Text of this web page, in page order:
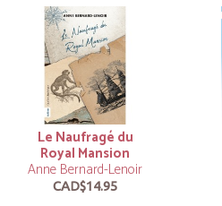
Le Naufragé du
Royal Mansion
Anne Bernard-Lenoir
CAD$14.95